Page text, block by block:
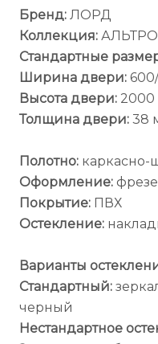
Бренд: ЛОРД
Коллекция:
Стандартные
Ширина двери:
Высота двери:
Толщина двери: 38
Полотно: каркасно-
Оформление:
Покрытие: ПВХ
Остекление:
Варианты
Стандартный:
черный
Нестандартное